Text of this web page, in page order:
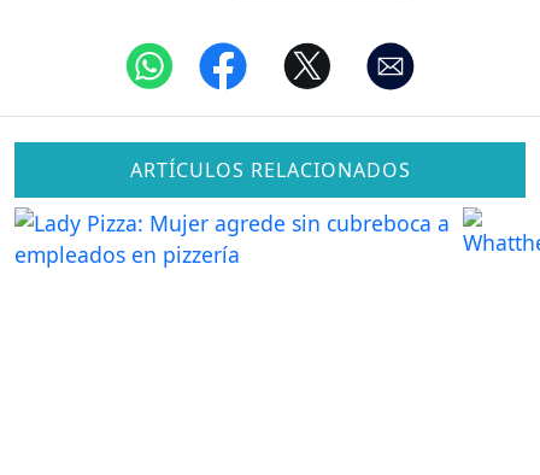
ARTÍCULOS RELACIONADOS